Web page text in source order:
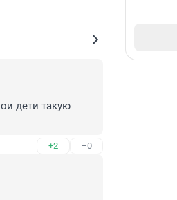
дети такую
+2 –0